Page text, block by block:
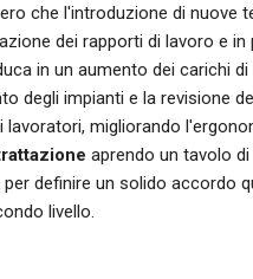
che l'introduzione di nuove
dei rapporti di lavoro e
in un aumento dei carichi di
degli impianti e la revisione
migliorando
aprendo un tavolo
definire un solido accordo
livello.